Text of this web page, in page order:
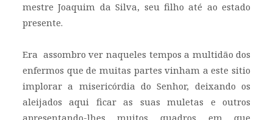
mestre Joaquim da Silva, seu filho até ao estado
presente.
Era assombro ver naqueles tempos a multidão dos
enfermos que de muitas partes vinham a este sitio
implorar a misericórdia do Senhor, deixando os
aleijados aqui ficar as suas muletas e outros